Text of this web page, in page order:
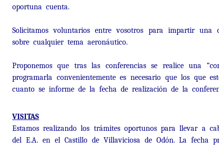
oportuna cuenta.
Solicitamos voluntarios entre vosotros para impartir una
sobre cualquier tema aeronáutico.
Proponemos que tras las conferencias se realice una
programarla convenientemente es necesario que los que
cuanto se informe de la fecha de realización de la
VISITAS
Estamos realizando los trámites oportunos para llevar a
del E.A. en el Castillo de Villaviciosa de Odón. La fecha